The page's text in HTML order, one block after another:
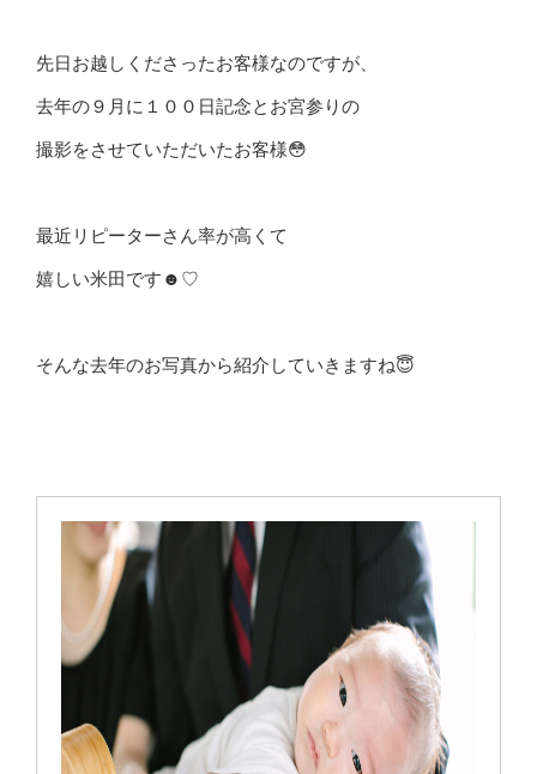
先日お越しくださったお客様なのですが、
去年の９月に１００日記念とお宮参りの
撮影をさせていただいたお客様😳
最近リピーターさん率が高くて
嬉しい米田です☻♡
そんな去年のお写真から紹介していきますね😇